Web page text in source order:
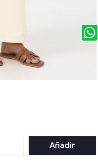
Añadir